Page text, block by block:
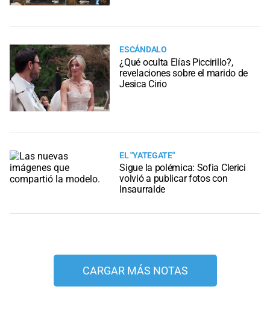
ESCÁNDALO
¿Qué oculta Elías Piccirillo?,
revelaciones sobre el marido de
Jesica Cirio
EL "YATEGATE"
Sigue la polémica: Sofia Clerici
volvió a publicar fotos con
Insaurralde
CARGAR MÁS NOTAS